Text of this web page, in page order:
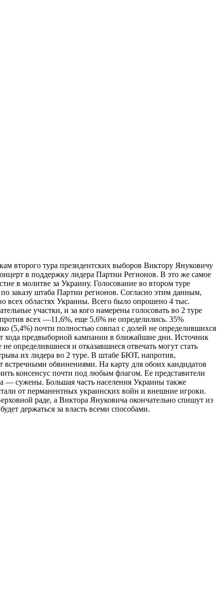
второго тура президентских выборов Виктору Януковичу
в поддержку лидера Партии Регионов. В это же самое
в молитве за Украину. Голосование во втором туре
заказу штаба Партии регионов. Согласно этим данным,
областях Украины. Всего было опрошено 4 тыс.
участки, и за кого намерены голосовать во 2 туре
всех —11,6%, еще 5,6% не определились. 35%
(5,4%) почти полностью совпал с долей не определившихся
хода предвыборной кампании в ближайшие дни. Источник
определившиеся и отказавшиеся отвечать могут стать
их лидера во 2 туре. В штабе БЮТ, напротив,
обвинениями. На карту для обоих кандидатов
консенсус почти под любым флагом. Ее представители
— сужены. Большая часть населения Украины также
от перманентных украинских войн и внешние игроки.
раде, а Виктора Януковича окончательно спишут из
держаться за власть всеми способами.